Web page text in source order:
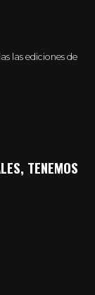
las ediciones de
TENEMOS